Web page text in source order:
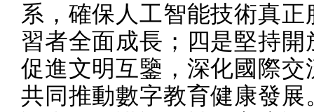
系，確保人工智能技術真正
習者全面成長；四是堅持開
促進文明互鑒，深化國際交
共同推動數字教育健康發展